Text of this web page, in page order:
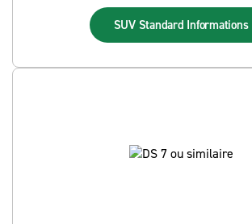
SUV Standard Informations